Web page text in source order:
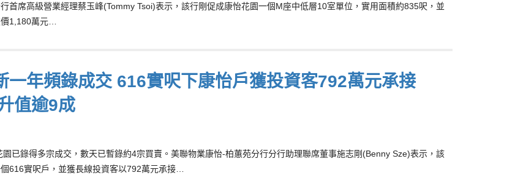
首席高級營業經理蔡玉峰(Tommy Tsoi)表示，該行剛促成康怡花園一個M座中低層10室單位，實用面積約835呎，並
1,180萬元…
一年頻錄成交 616實呎下康怡戶獲投資客792萬元承接
值逾9成
已錄得多宗成交，數天已暫錄約4宗買賣。美聯物業康怡-柏蕙苑分行分行助理聯席董事施志剛(Benny Sze)表示，該
616實呎戶，並獲長線投資客以792萬元承接…